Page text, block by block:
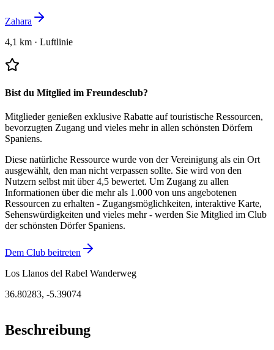
Zahara
4,1 km · Luftlinie
Bist du Mitglied im Freundesclub?
Mitglieder genießen exklusive Rabatte auf touristische Ressourcen,
bevorzugten Zugang und vieles mehr in allen schönsten Dörfern
Spaniens.
Diese natürliche Ressource wurde von der Vereinigung als ein Ort
ausgewählt, den man nicht verpassen sollte. Sie wird von den
Nutzern selbst mit über 4,5 bewertet. Um Zugang zu allen
Informationen über die mehr als 1.000 von uns angebotenen
Ressourcen zu erhalten - Zugangsmöglichkeiten, interaktive Karte,
Sehenswürdigkeiten und vieles mehr - werden Sie Mitglied im Club
der schönsten Dörfer Spaniens.
Dem Club beitreten
Los Llanos del Rabel Wanderweg
36.80283, -5.39074
Beschreibung